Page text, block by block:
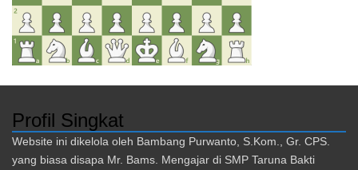
Profil Singkat
Website ini dikelola oleh Bambang Purwanto, S.Kom., Gr. CPS.
yang biasa disapa Mr. Bams. Mengajar di SMP Taruna Bakti